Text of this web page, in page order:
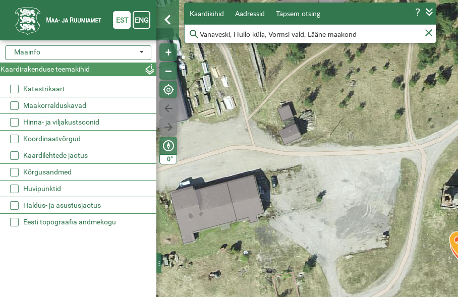
0°
Kaardikihid Aadressid Täpsem otsing
Maainfo
Kaardirakenduse teemakihid
Katastrikaart
Maakorralduskavad
Hinna- ja viljakustsoonid
Koordinaatvõrgud
Kaardilehtede jaotus
Kõrgusandmed
Huvipunktid
Haldus- ja asustusjaotus
Eesti topograafia andmekogu
EST ENG